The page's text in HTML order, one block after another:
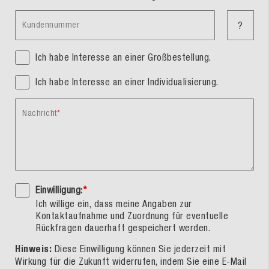
Kundennummer ?
Ich habe Interesse an einer Großbestellung.
Ich habe Interesse an einer Individualisierung.
Nachricht
Einwilligung:*
Ich willige ein, dass meine Angaben zur
Kontaktaufnahme und Zuordnung für eventuelle
Rückfragen dauerhaft gespeichert werden.
Hinweis: Diese Einwilligung können Sie jederzeit mit
Wirkung für die Zukunft widerrufen, indem Sie eine E-Mail